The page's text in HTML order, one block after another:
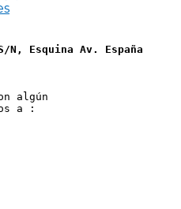
N, Esquina Av. España
algún
a :